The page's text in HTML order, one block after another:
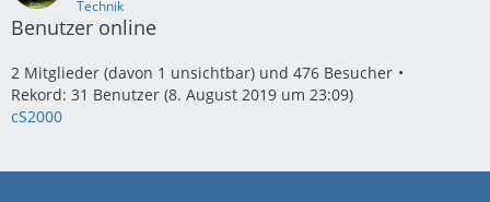
Technik
Benutzer online
2 Mitglieder (davon 1 unsichtbar) und 476 Besucher
Rekord: 31 Benutzer (8. August 2019 um 23:09)
cS2000